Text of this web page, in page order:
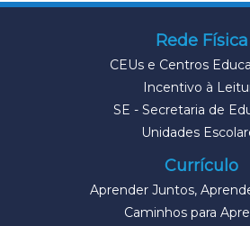
Rede Física
CEUs e Centros
Incentivo à
SE - Secretaria de
Unidades
Currículo
Aprender Juntos,
Caminhos para